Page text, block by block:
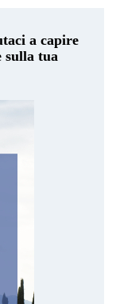
a capire
sulla tua